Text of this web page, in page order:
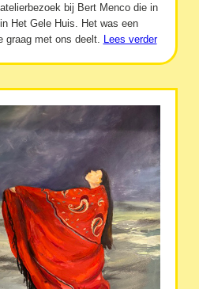
bij Bert Menco die in
Het Gele Huis. Het was een
graag met ons deelt.
Lees verder